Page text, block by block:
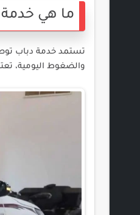
ما هي خدمة
تستمد خدمة دباب
والضغوط اليومية،